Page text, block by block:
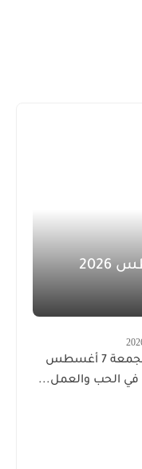
أبراج اليوم السبت 8 أغسطس 2026
أبراج اليوم الجمعة 7 أغسطس